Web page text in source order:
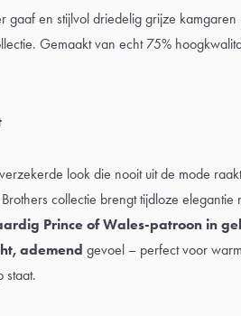
gaaf en stijlvol driedelig grijze kamgaren
Gemaakt van echt 75%
look die nooit uit de mode
collectie brengt tijdloze elegantie
Prince of Wales-patroon in
ademend gevoel – perfect voor
staat.